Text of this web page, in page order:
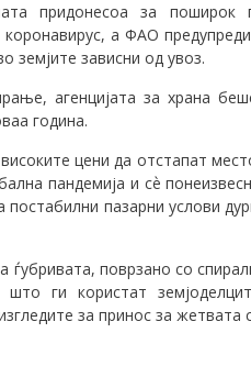
придонесоа за поширок
коронавирус, а ФАО
земјите зависни од увоз.
агенцијата за храна
година.
цени да отстапат
пандемија и сѐ
пазарни услови
поврзано со
што ги користат
за принос за жетвата